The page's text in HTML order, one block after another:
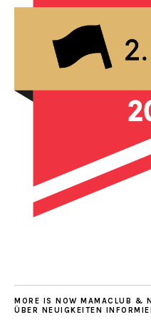
MORE IS NOW MAMACLUB &
ÜBER NEUIGKEITEN